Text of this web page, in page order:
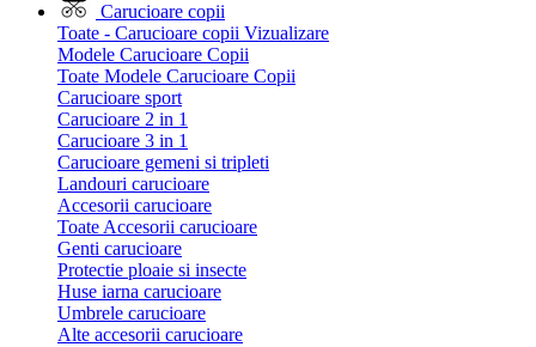
Carucioare copii
Toate - Carucioare copii Vizualizare
Modele Carucioare Copii
Toate Modele Carucioare Copii
Carucioare sport
Carucioare 2 in 1
Carucioare 3 in 1
Carucioare gemeni si tripleti
Landouri carucioare
Accesorii carucioare
Toate Accesorii carucioare
Genti carucioare
Protectie ploaie si insecte
Huse iarna carucioare
Umbrele carucioare
Alte accesorii carucioare